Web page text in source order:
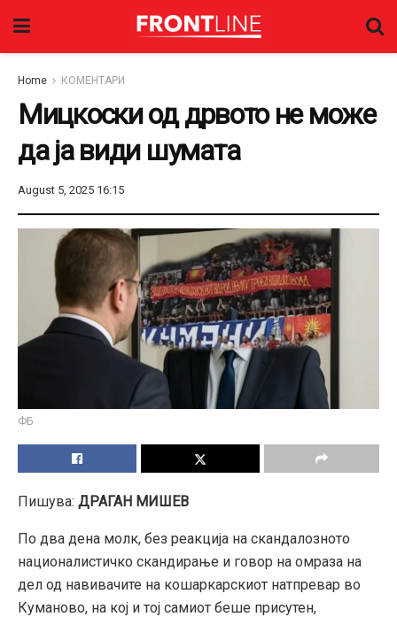
Home КОМЕНТАРИ
Мицкоски од дрвото не може
да ја види шумата
August 5, 2025 16:15
ФБ
Пишува: ДРАГАН МИШЕВ
По два дена молк, без реакција на скандалозното
националистичко скандирање и говор на омраза на
дел од навивачите на кошаркарскиот натпревар во
Куманово, на кој и тој самиот беше присутен,